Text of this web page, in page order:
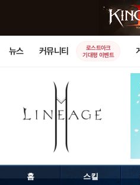
뉴스 커뮤니티
로스트아크
기대평 이벤트
홈 스킬